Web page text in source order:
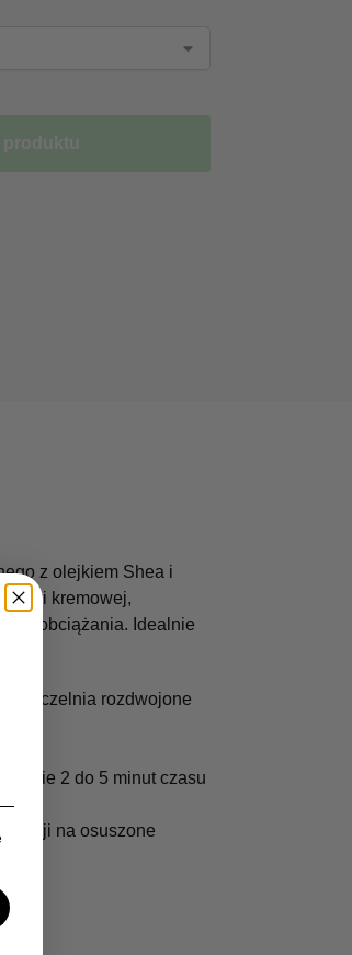
produktu
z olejkiem Shea i
kremowej,
bez obciążania. Idealnie
i uszczelnia rozdwojone
2 do 5 minut czasu
sekcji na osuszone